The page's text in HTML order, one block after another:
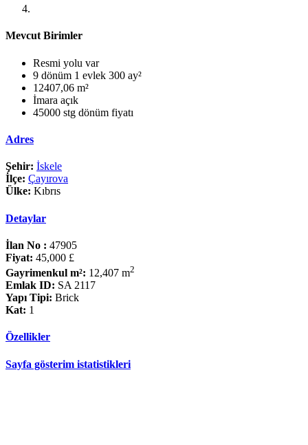
Mevcut Birimler
Resmi yolu var
9 dönüm 1 evlek 300 ay²
12407,06 m²
İmara açık
45000 stg dönüm fiyatı
Adres
Şehir: İskele
İlçe: Çayırova
Ülke: Kıbrıs
Detaylar
İlan No : 47905
Fiyat: 45,000 £
Gayrimenkul m²: 12,407 m2
Emlak ID: SA 2117
Yapı Tipi: Brick
Kat: 1
Özellikler
Sayfa gösterim istatistikleri